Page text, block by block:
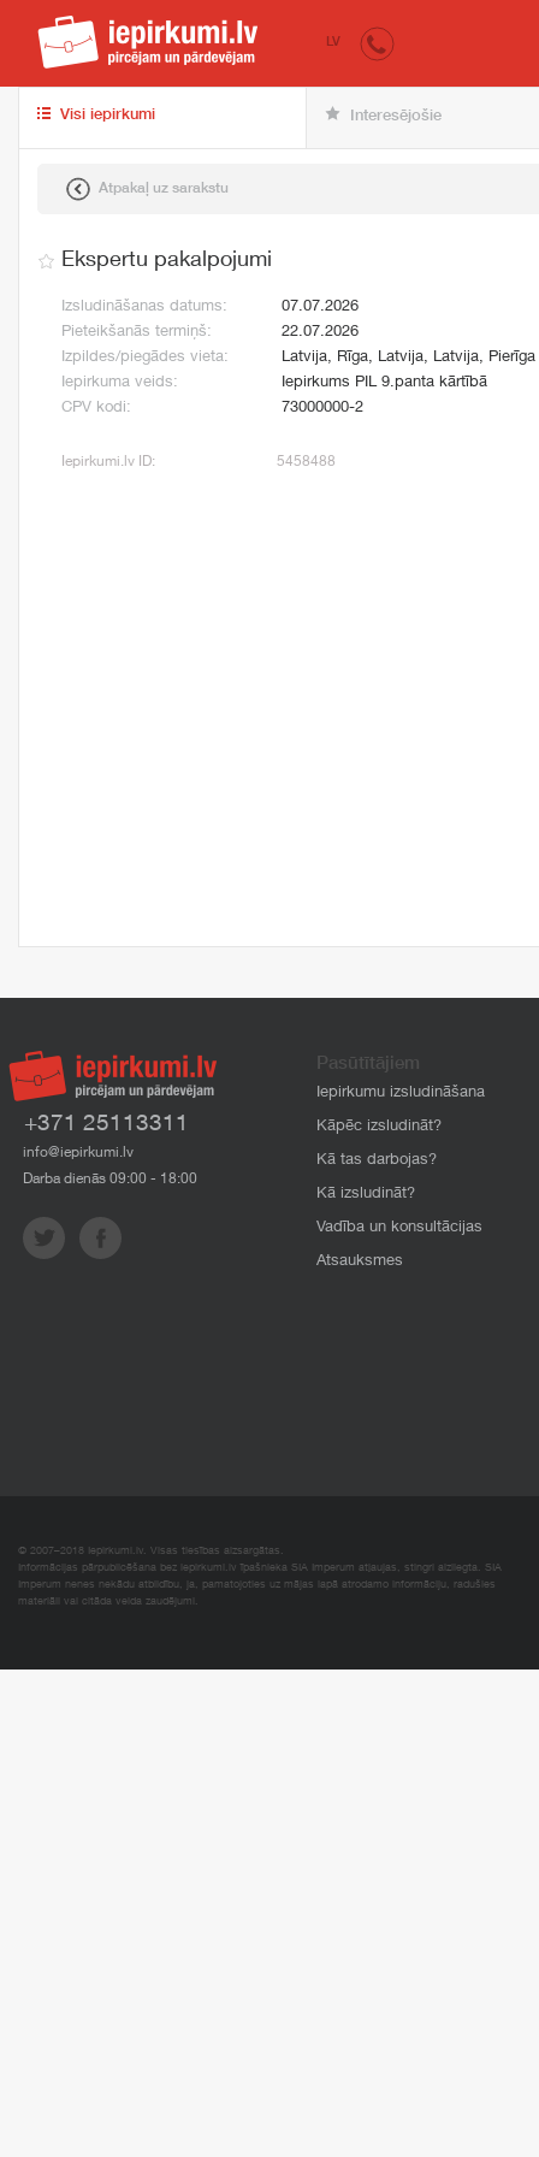
iepirkumi.lv
LV
Visi iepirkumi Interesējošie
Atpakaļ uz sarakstu
Ekspertu pakalpojumi
Izsludināšanas datums:
07.07.2026
Pieteikšanās termiņš:
22.07.2026
Izpildes/piegādes vieta:
Latvija, Rīga, Latvija, Latvija, Pierīga
Iepirkuma veids:
Iepirkums PIL 9.panta kārtībā
CPV kodi:
73000000-2
Iepirkumi.lv ID: 5458488
+371 25113311
info@iepirkumi.lv
Darba dienās 09:00 - 18:00
Pasūtītājiem
Iepirkumu izsludināšana
Kāpēc izsludināt?
Kā tas darbojas?
Kā izsludināt?
Vadība un konsultācijas
Atsauksmes
© 2007–2018 Iepirkumi.lv. Visas tiesības aizsargātas.
Informācijas pārpublicēšana bez iepirkumi.lv īpašnieka SIA Imperum atļaujas, stingri aizliegta. SIA
Imperum nenes nekādu atbildību, ja, pamatojoties uz mājas lapā atrodamo informāciju, radušies
materiāli vai citāda veida zaudējumi.